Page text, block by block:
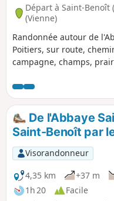
Départ à Saint-Benoît
(Vienne)
Randonnée autour de
Poitiers, sur route,
campagne, champs,
entre amis. Mise à jour
parking de départ de
interditDe l'Abbaye
Saint-Benoît par
Visorandonneur
4,35 km
+37 m
1h 20
Facile